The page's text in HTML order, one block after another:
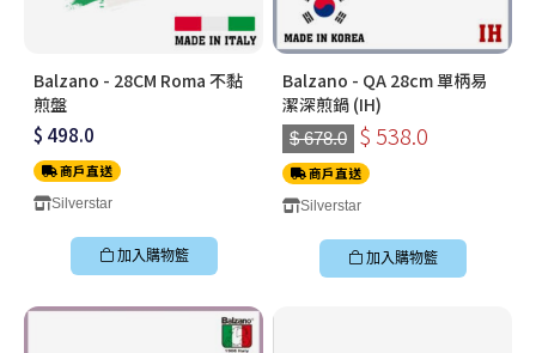
Balzano - 28CM Roma 不黏
煎盤
$ 498.0
商戶直送
Silverstar
加入購物籃
Balzano - QA 28cm 單柄易
潔深煎鍋 (IH)
$ 678.0 $ 538.0
商戶直送
Silverstar
加入購物籃